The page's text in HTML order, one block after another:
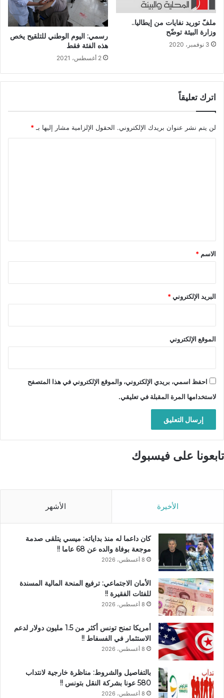
ملفّ توريد نفايات من إيطاليا..
وزارة البيئة توضّح
3 نوفمبر، 2020
رسمي: اليوم الوطني للتلقيح يخص
هذه الفئة فقط
2 أغسطس، 2021
اترك تعليقاً
لن يتم نشر عنوان بريدك الإلكتروني. الحقول الإلزامية مشار إليها بـ*
*
الاسم *
البريد الإلكتروني*
الموقع الإلكتروني
احفظ اسمي، بريدي الإلكتروني، والموقع الإلكتروني في هذا المتصفح
لاستخدامها المرة المقبلة في تعليقي.
تابعونا على فيسبوك
الأخيرة الأشهر
كان داعما له منذ بداياته: ميسي يتلقى صدمة
موجعة بوفاة والده عن 68 عاما !!
8 أغسطس، 2026
الأمان الاجتماعي: ترفيع المنحة المالية المسندة
للفئات الفقيرة !!
8 أغسطس، 2026
أمريكا تمنح تونس أكثر من 1.5 مليون دولار لدعم
الاستثمار في الفسفاط !!
8 أغسطس، 2026
بالتفاصيل والشروط: مناظرة خارجية لانتداب
580 عونا بشركة النقل بتونس !!
8 أغسطس، 2026